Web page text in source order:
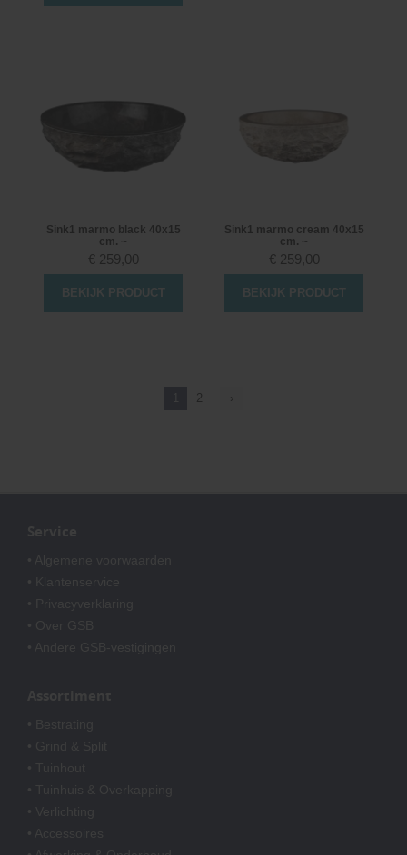
Sink1 marmo black 40x15
cm. ~
€ 259,00
BEKIJK PRODUCT
Sink1 marmo cream 40x15
cm. ~
€ 259,00
BEKIJK PRODUCT
2